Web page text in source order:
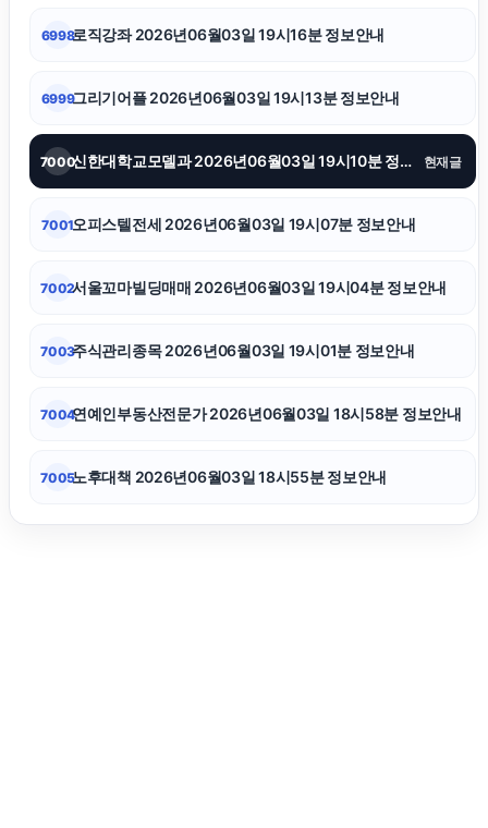
동탄피부과
폰테크
6998로직강좌 2026년06월03일 19시16분 정보안내
6999그리기어플 2026년06월03일 19시13분 정보안내
7000 신한대학교모델과 2026년06월03일 19시10분 정보안내 현재글
7001오피스텔전세 2026년06월03일 19시07분 정보안내
7002서울꼬마빌딩매매 2026년06월03일 19시04분 정보안내
7003주식관리종목 2026년06월03일 19시01분 정보안내
7004연예인부동산전문가 2026년06월03일 18시58분 정보안내
7005노후대책 2026년06월03일 18시55분 정보안내